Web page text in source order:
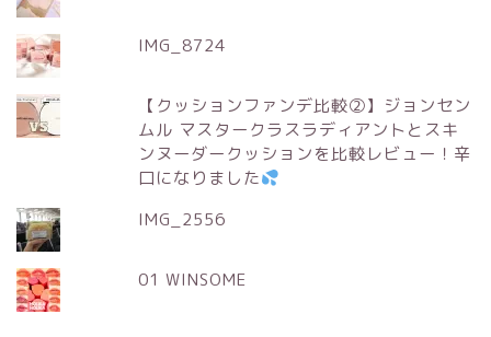
IMG_8724
【クッションファンデ比較②】ジョンセン
ムル マスタークラスラディアントとスキ
ンヌーダークッションを比較レビュー！辛
口になりました
IMG_2556
01 WINSOME